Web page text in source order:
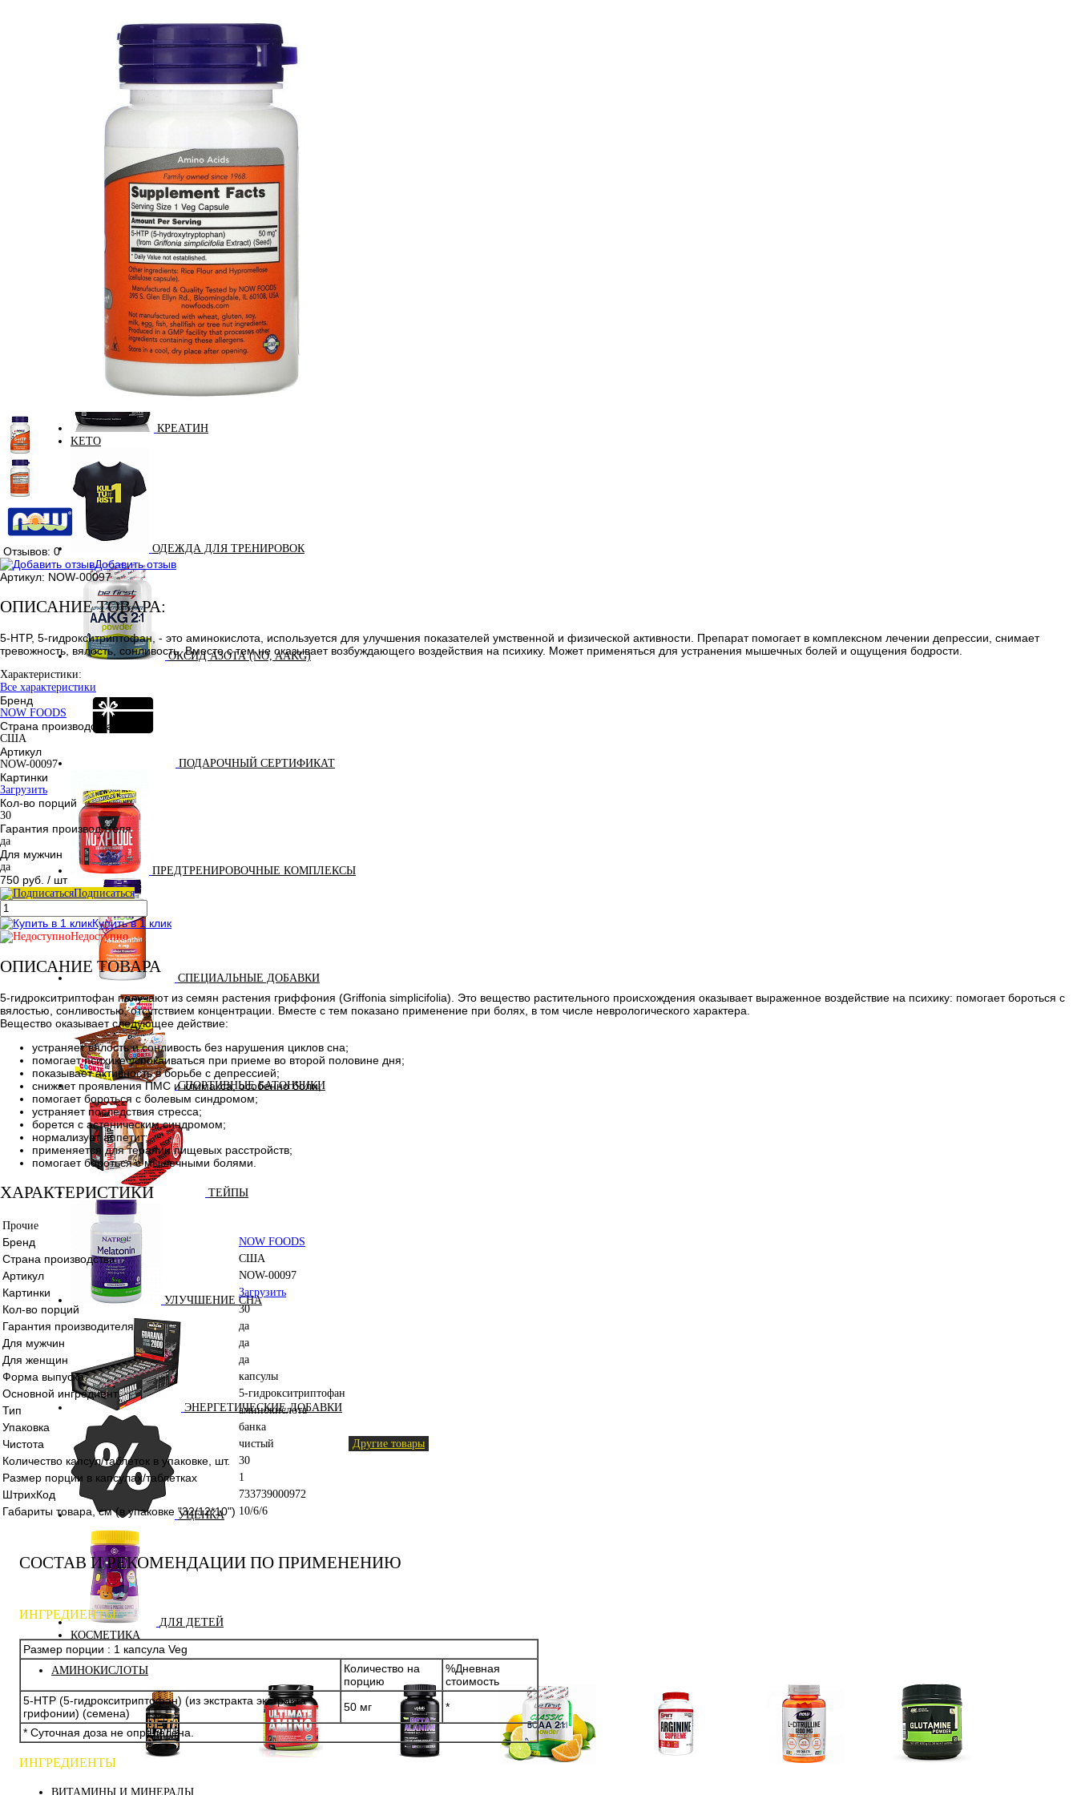
ЗМА (ZMA)
ЗДОРОВЬЕ И ДОЛГОЛЕТИЕ
КРЕАТИН
KETO
ОДЕЖДА ДЛЯ ТРЕНИРОВОК
ОКСИД АЗОТА (NO, AAKG)
ПОДАРОЧНЫЙ СЕРТИФИКАТ
ПРЕДТРЕНИРОВОЧНЫЕ КОМПЛЕКСЫ
СПЕЦИАЛЬНЫЕ ДОБАВКИ
СПОРТИВНЫЕ БАТОНЧИКИ
ТЕЙПЫ
УЛУЧШЕНИЕ СНА
ЭНЕРГЕТИЧЕСКИЕ ДОБАВКИ
УЦЕНКА
ДЛЯ ДЕТЕЙ
КОСМЕТИКА
АМИНОКИСЛОТЫ
ВИТАМИНЫ И МИНЕРАЛЫ
Отзывов: 0
Добавить отзыв
Артикул: NOW-00097
ОПИСАНИЕ ТОВАРА:
5-HTP, 5-гидрокситриптофан, - это аминокислота, используется для улучшения показателей умственной и физической активности. Препарат помогает в комплексном лечении депрессии, снимает
тревожность, вялость, сонливость. Вместе с тем не оказывает возбуждающего воздействия на психику. Может применяться для устранения мышечных болей и ощущения бодрости.
Характеристики:
Все характеристики
Бренд
NOW FOODS
Страна производства
США
Артикул
NOW-00097
Картинки
Загрузить
Кол-во порций
30
Гарантия производителя
да
Для мужчин
да
750 руб. / шт
Подписаться
Купить в 1 клик
Недоступно
ОПИСАНИЕ ТОВАРА
5-гидрокситриптофан получают из семян растения гриффония (Griffonia simplicifolia). Это вещество растительного происхождения оказывает выраженное воздействие на психику: помогает бороться с
вялостью, сонливостью, отсутствием концентрации. Вместе с тем показано применение при болях, в том числе неврологического характера.
Вещество оказывает следующее действие:
устраняет вялость и сонливость без нарушения циклов сна;
помогает психике успокаиваться при приеме во второй половине дня;
показывает активность в борьбе с депрессией;
снижает проявления ПМС и климакса, особенно боли;
помогает бороться с болевым синдромом;
устраняет последствия стресса;
борется с астеническим синдромом;
нормализует аппетит;
применяется для терапии пищевых расстройств;
помогает бороться с мышечными болями.
ХАРАКТЕРИСТИКИ
Прочие
Бренд NOW FOODS
Страна производства США
Артикул NOW-00097
Картинки Загрузить
Кол-во порций 30
Гарантия производителя да
Для мужчин да
Для женщин да
Форма выпуска капсулы
Основной ингредиент 5-гидрокситриптофан
Тип аминокислота
Упаковка банка
Чистота чистый Другие товары
Количество капсул/таблеток в упаковке, шт. 30
Размер порции в капсулах/таблетках 1
ШтрихКод 733739000972
Габариты товара, см (в упаковке "32/12*10") 10/6/6
СОСТАВ И РЕКОМЕНДАЦИИ ПО ПРИМЕНЕНИЮ
ИНГРЕДИЕНТЫ
Размер порции : 1 капсула Veg
Количество на
порцию
%Дневная
стоимость
5-HTP (5-гидрокситриптофан) (из экстракта экстракта
грифонии) (семена)
50 мг
*
* Суточная доза не определена.
ИНГРЕДИЕНТЫ